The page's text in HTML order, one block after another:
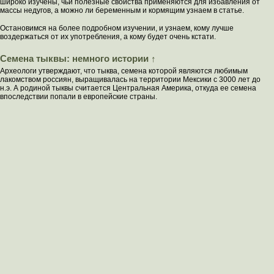
широко изучены, чьи полезные свойства применяются для избавления от
массы недугов, а можно ли беременным и кормящим узнаем в статье.
Остановимся на более подробном изучении, и узнаем, кому лучше
воздержаться от их употребления, а кому будет очень кстати.
Семена тыквы: немного истории ↑
Археологи утверждают, что тыква, семена которой являются любимым
лакомством россиян, выращивалась на территории Мексики с 3000 лет до
н.э. А родиной тыквы считается Центральная Америка, откуда ее семена
впоследствии попали в европейские страны.